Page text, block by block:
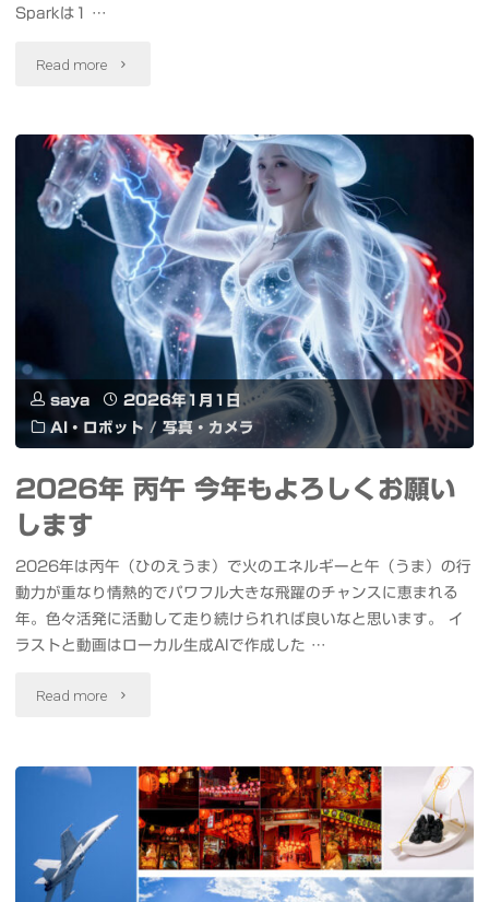
成
#
注
意
喚
起"
成
#
生
成
AI"
写
真
の
生
成
動
の
成
を
Sparkは1 …
Read more "生
AI
用
に
RTX
5070
HP
35L
ハ
saya
2026年1月1日
AI・ロボット / 写真・カメラ
2026年 丙午 今年もよろしくお願い
します
2026年は丙午（ひのえうま）で火のエネルギーと午（うま）の行
動力が重なり情熱的でパワフル大きな飛躍のチャンスに恵まれる
年。色々活発に活動して走り続けられれば良いなと思います。 イ
ラストと動画はローカル生成AIで作成した …
Read more "2026
午